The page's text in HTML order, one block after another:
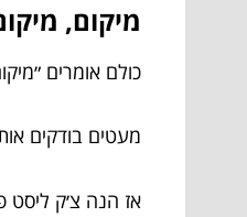
מיקום,
כולם אומרים
מעטים בודקים
אז הנה צ׳ק ליסט